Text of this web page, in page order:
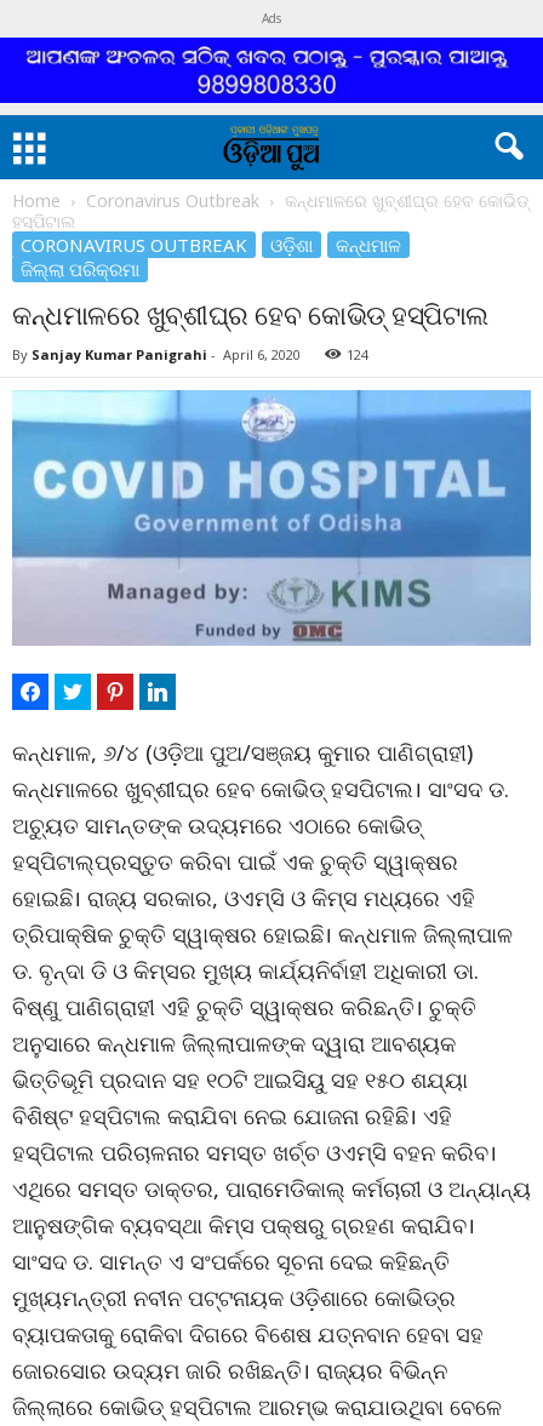
Ads
Home Coronavirus Outbreak
କନ୍ଧମାଳରେ ଖୁବ୍‌ଶୀଘ୍ର ହେବ କୋଭିଡ୍‌
ହସ୍ପିଟାଲ
CORONAVIRUS OUTBREAK ଓଡ଼ିଶା
କନ୍ଧମାଳ
ଜିଲ୍ଲା ପରିକ୍ରମା
କନ୍ଧମାଳରେ ଖୁବ୍‌ଶୀଘ୍ର ହେବ କୋଭିଡ୍‌ ହସ୍ପିଟାଲ
By Sanjay Kumar Panigrahi - April 6, 2020 124
କନ୍ଧମାଳ, ୬/୪ (ଓଡ଼ିଆ ପୁଅ/ସଞ୍ଜୟ କୁମାର ପାଣିଗ୍ରାହୀ)
କନ୍ଧମାଳରେ ଖୁବ୍‌ଶୀଘ୍ର ହେବ କୋଭିଡ୍‌ ହସପିଟାଲ। ସାଂସଦ ଡ.
ଅଚ୍ୟୁତ ସାମନ୍ତଙ୍କ ଉଦ୍ୟମରେ ଏଠାରେ କୋଭିଡ୍‌
ହସ୍ପିଟାଲ୍‌ପ୍ରସ୍ତୁତ କରିବା ପାଇଁ ଏକ ଚୁକ୍ତି ସ୍ୱାକ୍ଷର
ହୋଇଛି। ରାଜ୍ୟ ସରକାର, ଓଏମ୍‌ସି ଓ କିମ୍‌ସ ମଧ୍ୟରେ ଏହି
ତ୍ରିପାକ୍ଷିକ ଚୁକ୍ତି ସ୍ୱାକ୍ଷର ହୋଇଛି। କନ୍ଧମାଳ ଜିଲ୍ଲାପାଳ
ଡ. ବୃନ୍ଦା ଡି ଓ କିମ୍‌ସର ମୁଖ୍ୟ କାର୍ଯ୍ୟନିର୍ବାହୀ ଅଧିକାରୀ ଡା.
ବିଷ୍ଣୁ ପାଣିଗ୍ରାହୀ ଏହି ଚୁକ୍ତି ସ୍ୱାକ୍ଷର କରିଛନ୍ତି। ଚୁକ୍ତି
ଅନୁସାରେ କନ୍ଧମାଳ ଜିଲ୍ଲାପାଳଙ୍କ ଦ୍ୱାରା ଆବଶ୍ୟକ
ଭିତ୍ତିଭୂମି ପ୍ରଦାନ ସହ ୧୦ଟି ଆଇସିୟୁ ସହ ୧୫୦ ଶଯ୍ୟା
ବିଶିଷ୍ଟ ହସ୍ପିଟାଲ କରାଯିବା ନେଇ ଯୋଜନା ରହିଛି। ଏହି
ହସ୍ପିଟାଲ ପରିଚାଳନାର ସମସ୍ତ ଖର୍ଚ୍ଚ ଓଏମ୍‌ସି ବହନ କରିବ।
ଏଥିରେ ସମସ୍ତ ଡାକ୍ତର, ପାରାମେଡିକାଲ୍‌ କର୍ମଚାରୀ ଓ ଅନ୍ୟାନ୍ୟ
ଆନୁଷଙ୍ଗିକ ବ୍ୟବସ୍ଥା କିମ୍‌ସ ପକ୍ଷରୁ ଗ୍ରହଣ କରାଯିବ।
ସାଂସଦ ଡ. ସାମନ୍ତ ଏ ସଂପର୍କରେ ସୂଚନା ଦେଇ କହିଛନ୍ତି
ମୁଖ୍ୟମନ୍ତ୍ରୀ ନବୀନ ପଟ୍ଟନାୟକ ଓଡ଼ିଶାରେ କୋଭିଡ୍‌ର
ବ୍ୟାପକତାକୁ ରୋକିବା ଦିଗରେ ବିଶେଷ ଯତ୍ନବାନ ହେବା ସହ
ଜୋରସୋର ଉଦ୍ୟମ ଜାରି ରଖିଛନ୍ତି। ରାଜ୍ୟର ବିଭିନ୍ନ
ଜିଲ୍ଲାରେ କୋଭିଡ୍‌ ହସ୍ପିଟାଲ ଆରମ୍ଭ କରାଯାଉଥିବା ବେଳେ